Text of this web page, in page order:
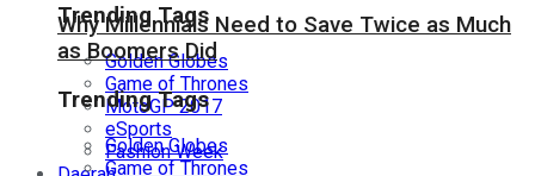
Trending Tags
Golden Globes
Game of Thrones
MotoGP 2017
eSports
Fashion Week
Why Millennials Need to Save Twice as Much
as Boomers Did
Trending Tags
Golden Globes
Game of Thrones